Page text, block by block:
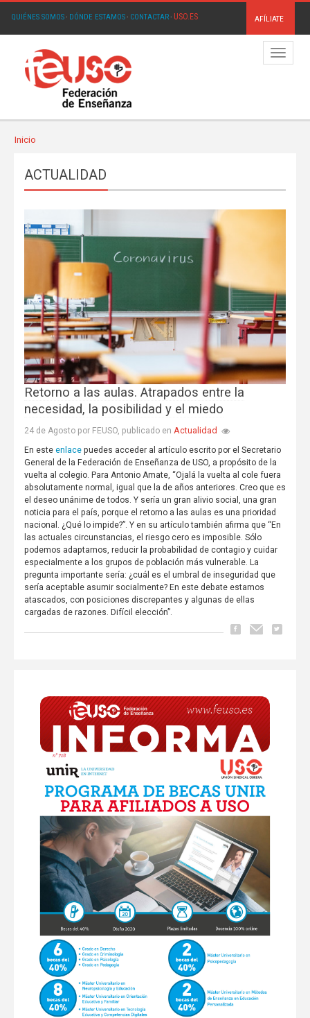
QUIÉNES SOMOS· DÓNDE ESTAMOS· CONTACTAR· USO.ES AFÍLIATE
Menú
Inicio
ACTUALIDAD
Retorno a las aulas. Atrapados entre la
necesidad, la posibilidad y el miedo
24 de Agosto por FEUSO, publicado en Actualidad
En este enlacepuedes acceder al artículo escrito por el Secretario
General de la Federación de Enseñanza de USO, a propósito de la
vuelta al colegio. Para Antonio Amate, “Ojalá la vuelta al cole fuera
absolutamente normal, igual que la de años anteriores. Creo que es
el deseo unánime de todos. Y sería un gran alivio social, una gran
noticia para el país, porque el retorno a las aulas es una prioridad
nacional. ¿Qué lo impide?”. Y en su artículo también afirma que “En
las actuales circunstancias, el riesgo cero es imposible. Sólo
podemos adaptarnos, reducir la probabilidad de contagio y cuidar
especialmente a los grupos de población más vulnerable. La
pregunta importante sería: ¿cuál es el umbral de inseguridad que
sería aceptable asumir socialmente? En este debate estamos
atascados, con posiciones discrepantes y algunas de ellas
cargadas de razones. Difícil elección”.